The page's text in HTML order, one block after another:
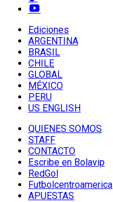
Ediciones
ARGENTINA
BRASIL
CHILE
GLOBAL
MÉXICO
PERU
US ENGLISH
QUIENES SOMOS
STAFF
CONTACTO
Escribe en Bolavip
RedGol
Futbolcentroamerica
APUESTAS